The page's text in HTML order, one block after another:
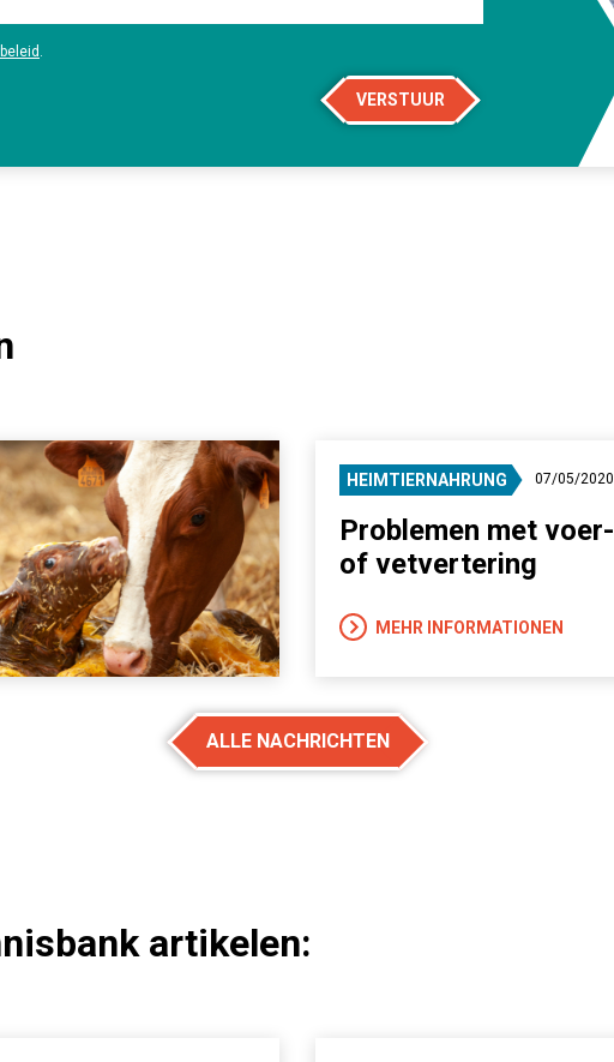
.
VERSTUUR
HEIMTIERNAHRUNG 07/05/2020
Problemen met voer-
of vetvertering
MEHR INFORMATIONEN
ALLE NACHRICHTEN
artikelen: